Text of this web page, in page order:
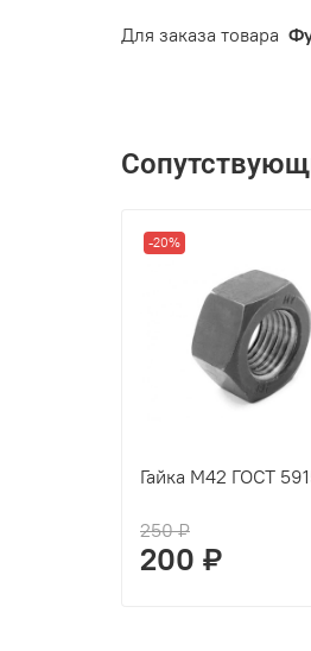
Для заказа товара
-20%
Гайка М42 ГОСТ
250 ₽
200 ₽